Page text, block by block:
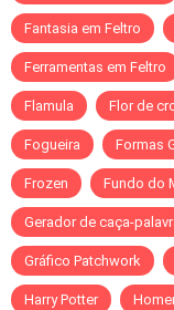
Fantasia em Feltro
Ferramentas em Feltro
Flamula Flor de
Fogueira Formas
Frozen Fundo do
Gerador de caça-
Gráfico Patchwork
Harry Potter